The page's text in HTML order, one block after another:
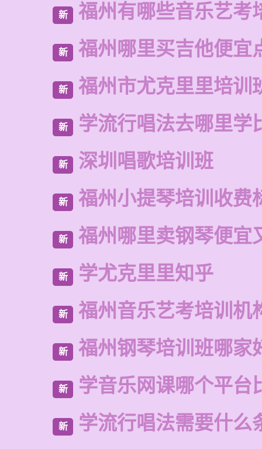
新 福州有哪些音乐艺考
新 福州哪里买吉他便宜
新 福州市尤克里里培训
新 学流行唱法去哪里学
新 深圳唱歌培训班
新 福州小提琴培训收费
新 福州哪里卖钢琴便宜
新 学尤克里里知乎
新 福州音乐艺考培训机
新 福州钢琴培训班哪家
新 学音乐网课哪个平台
新 学流行唱法需要什么